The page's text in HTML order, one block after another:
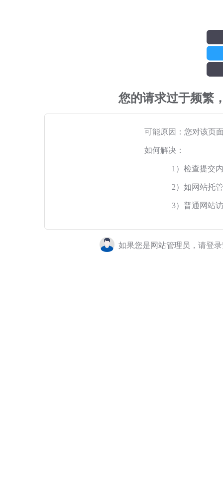
您的请求过于频繁
可能原因：您对该页
如何解决：
1）检查提交
2）如网站托
3）普通网站
如果您是网站管理员，请登